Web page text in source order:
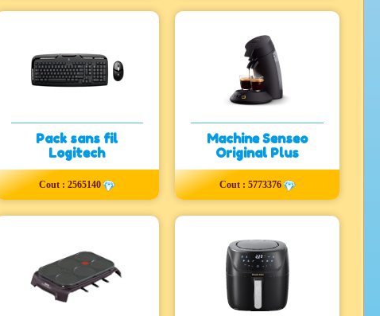
Pack sans fil
Logitech
Cout : 2565140
Machine Senseo
Original Plus
Cout : 5773376